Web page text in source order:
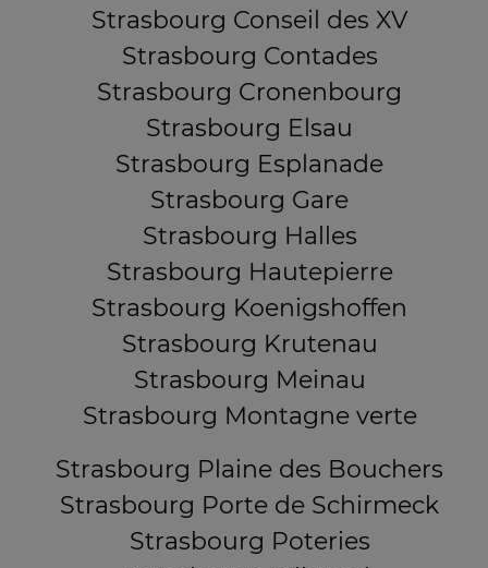
Strasbourg Conseil des XV
Strasbourg Contades
Strasbourg Cronenbourg
Strasbourg Elsau
Strasbourg Esplanade
Strasbourg Gare
Strasbourg Halles
Strasbourg Hautepierre
Strasbourg Koenigshoffen
Strasbourg Krutenau
Strasbourg Meinau
Strasbourg Montagne verte
Strasbourg Plaine des Bouchers
Strasbourg Porte de Schirmeck
Strasbourg Poteries